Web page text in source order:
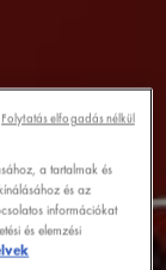
a tartalmak és
és az
információkat
és elemzési
Folytatás elfogadás nélkül